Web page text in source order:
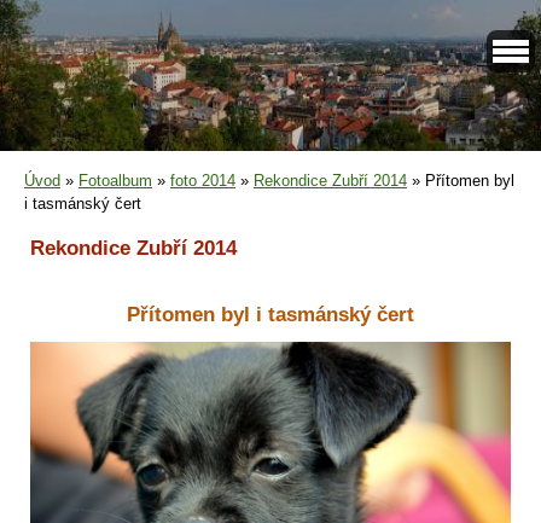
Úvod » Fotoalbum » foto 2014 » Rekondice Zubří 2014 » Přítomen byl
i tasmánský čert
Rekondice Zubří 2014
Přítomen byl i tasmánský čert